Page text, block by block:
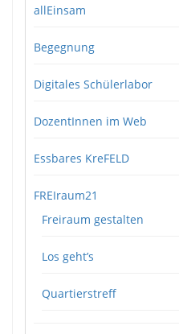
allEinsam
Begegnung
Digitales Schülerlabor
DozentInnen im Web
Essbares KreFELD
FREIraum21
Freiraum gestalten
Los geht’s
Quartierstreff